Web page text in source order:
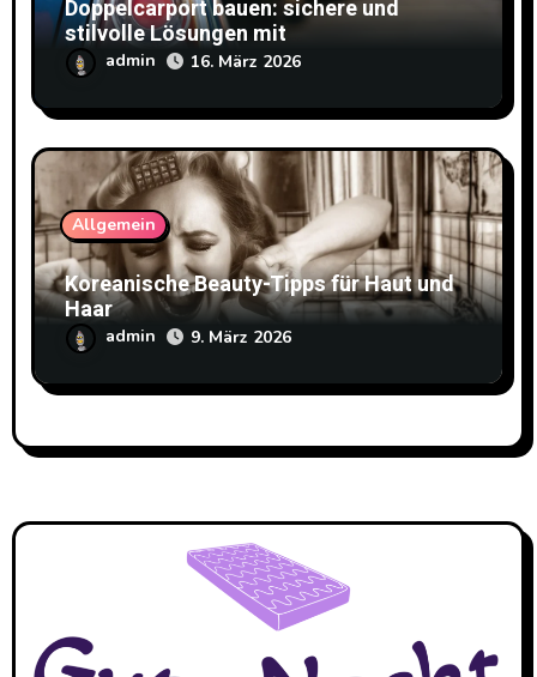
Doppelcarport bauen: sichere und
stilvolle Lösungen mit
Doppelstabmattenzaun
admin 16. März 2026
Allgemein
Koreanische Beauty-Tipps für Haut und
Haar
admin 9. März 2026